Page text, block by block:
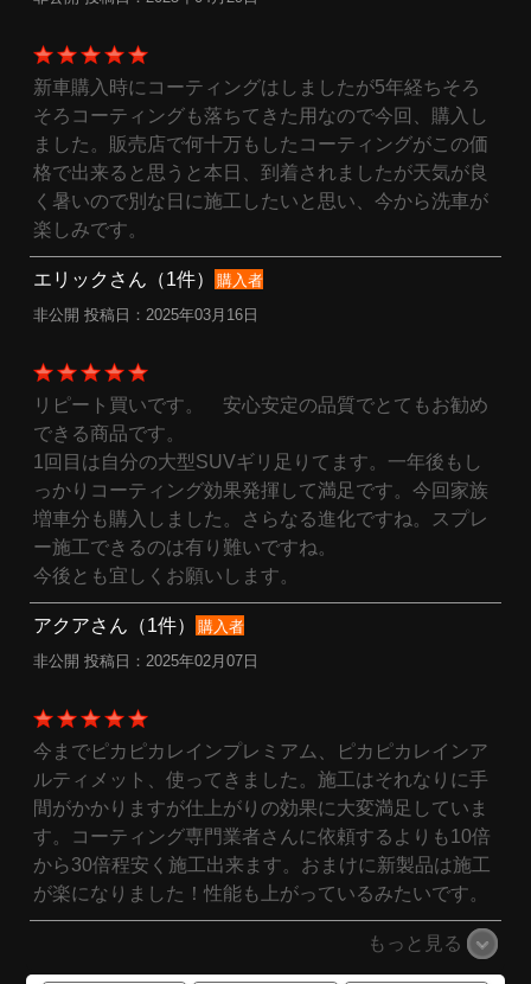
新車購入時にコーティングはしましたが5年経ちそろ
そろコーティングも落ちてきた用なので今回、購入し
ました。販売店で何十万もしたコーティングがこの価
格で出来ると思うと本日、到着されましたが天気が良
く暑いので別な日に施工したいと思い、今から洗車が
楽しみです。
エリックさん（1件）
購入者
非公開 投稿日：2025年03月16日
リピート買いです。 安心安定の品質でとてもお勧め
できる商品です。
1回目は自分の大型SUVギリ足りてます。一年後もし
っかりコーティング効果発揮して満足です。今回家族
増車分も購入しました。さらなる進化ですね。スプレ
ー施工できるのは有り難いですね。
今後とも宜しくお願いします。
アクアさん（1件）
購入者
非公開 投稿日：2025年02月07日
今までピカピカレインプレミアム、ピカピカレインア
ルティメット、使ってきました。施工はそれなりに手
間がかかりますが仕上がりの効果に大変満足していま
す。コーティング専門業者さんに依頼するよりも10倍
から30倍程安く施工出来ます。おまけに新製品は施工
が楽になりました！性能も上がっているみたいです。
もっと見る